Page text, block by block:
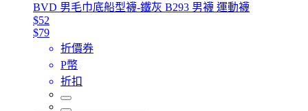
BVD 男毛巾底船型襪-鐵灰 B293 男襪 運動襪
$52
$79
折價券
P幣
折扣